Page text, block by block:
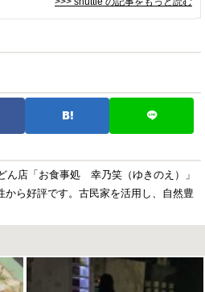
ん店「お食事処 幸乃笑（ゆきのえ）」
から好評です。古民家を活用し、自然豊